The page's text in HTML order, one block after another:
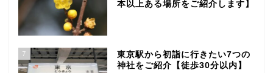
本以上ある場所をご紹介します】
7
東京駅から初詣に行きたい7つの
神社をご紹介【徒歩30分以内】